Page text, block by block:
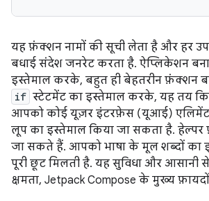
यह फ़ंक्शन नामों की सूची लेता है और हर
बधाई संदेश जनरेट करता है. ऐप्लिकेशन
इस्तेमाल करके, बहुत ही बेहतरीन फ़ंक्शन
if स्टेटमेंट का इस्तेमाल करके, यह तय
आपको कोई यूज़र इंटरफ़ेस (यूआई) एलिमेंट
लूप का इस्तेमाल किया जा सकता है.
जा सकते हैं. आपको भाषा के मूल शब्दों का
पूरी छूट मिलती है. यह सुविधा और आसानी
क्षमता, Jetpack Compose के मुख्य